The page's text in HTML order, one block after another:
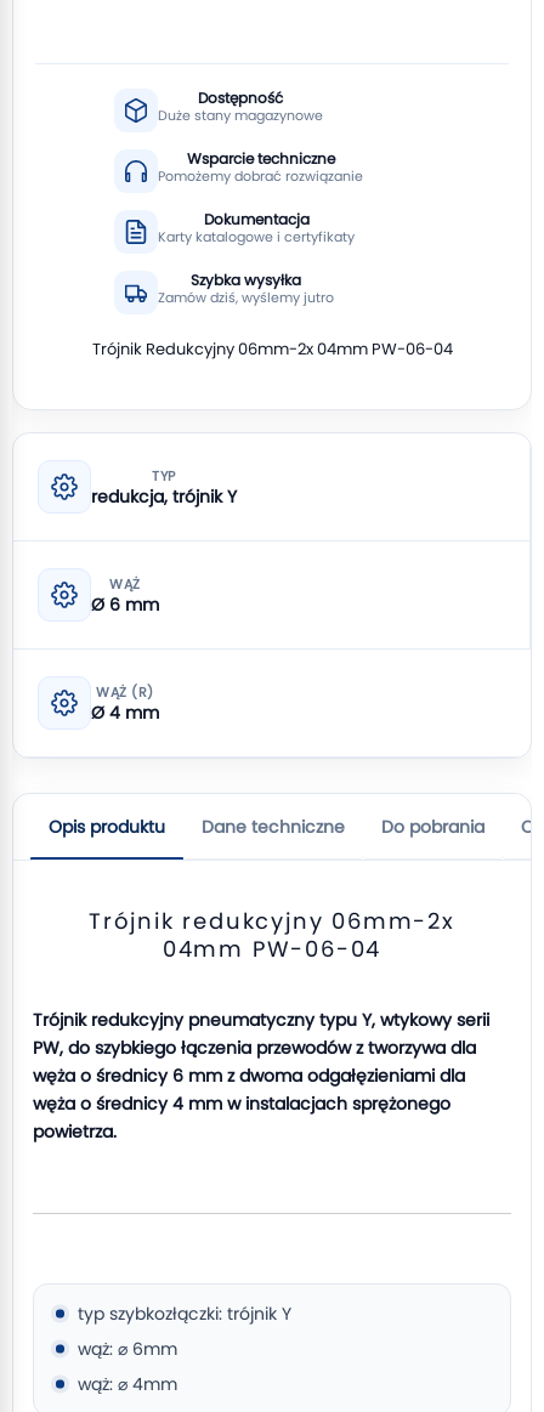
Dostępność
Duże stany magazynowe
Wsparcie techniczne
Pomożemy dobrać rozwiązanie
Dokumentacja
Karty katalogowe i certyfikaty
Szybka wysyłka
Zamów dziś, wyślemy jutro
Trójnik Redukcyjny 06mm-2x 04mm PW-06-04
TYP
redukcja, trójnik Y
WĄŻ
Ø 6 mm
WĄŻ (R)
Ø 4 mm
Opis produktu Dane techniczne Do pobrania
Trójnik redukcyjny 06mm-2x
04mm PW-06-04
Trójnik redukcyjny pneumatyczny typu Y, wtykowy serii
PW, do szybkiego łączenia przewodów z tworzywa dla
węża o średnicy 6 mm z dwoma odgałęzieniami dla
węża o średnicy 4 mm w instalacjach sprężonego
powietrza.
typ szybkozłączki: trójnik Y
wąż: ⌀ 6mm
wąż: ⌀ 4mm